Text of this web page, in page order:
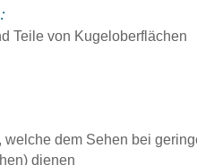
Teile von Kugeloberflächen
dem Sehen bei
dienen